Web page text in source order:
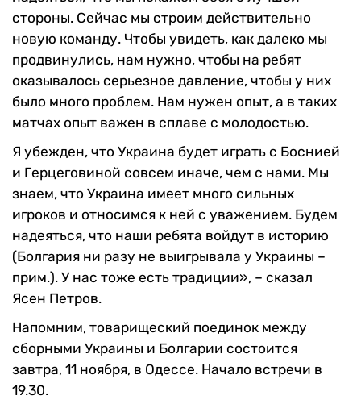
стороны. Сейчас мы строим действительно
новую команду. Чтобы увидеть, как далеко мы
продвинулись, нам нужно, чтобы на ребят
оказывалось серьезное давление, чтобы у них
было много проблем. Нам нужен опыт, а в таких
матчах опыт важен в сплаве с молодостью.
Я убежден, что Украина будет играть с Боснией
и Герцеговиной совсем иначе, чем с нами. Мы
знаем, что Украина имеет много сильных
игроков и относимся к ней с уважением. Будем
надеяться, что наши ребята войдут в историю
(Болгария ни разу не выигрывала у Украины –
прим.). У нас тоже есть традиции», – сказал
Ясен Петров.
Напомним, товарищеский поединок между
сборными Украины и Болгарии состоится
завтра, 11 ноября, в Одессе. Начало встречи в
19.30.